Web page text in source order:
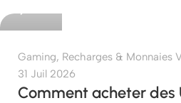
Gaming, Recharges & Monnaies
31 Juil 2026
Comment acheter des